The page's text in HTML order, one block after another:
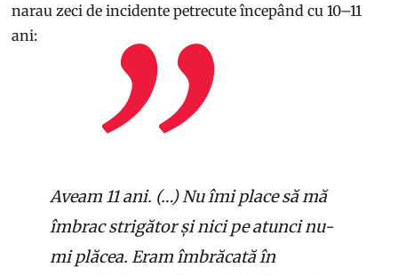
narau zeci de incidente petrecute începând cu 10–11
ani:
Aveam 11 ani. (…) Nu îmi place să mă
îmbrac strigător și nici pe atunci nu-
mi plăcea. Eram îmbrăcată în